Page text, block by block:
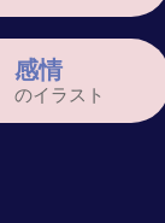
感情
のイラスト